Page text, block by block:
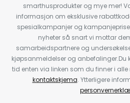
smarthusprodukter og mye mer!
informasjon om eksklusive
spesialkampanjer og
nyheter så snart vi mottar
samarbeidspartnere og
kjøpsanmeldelser og anbefalinger.Du
tid enten via linken som du finner i
kontaktskjema. Ytterligere